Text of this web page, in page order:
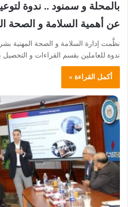
بالمحلة و سمنود .. ندوة
عن أهمية السلامة و الصحة
نظَّمت إدارة السلامة و الصحة المهنية
ندوة للعاملين بقسم القراءات و
أكمل القراءة »